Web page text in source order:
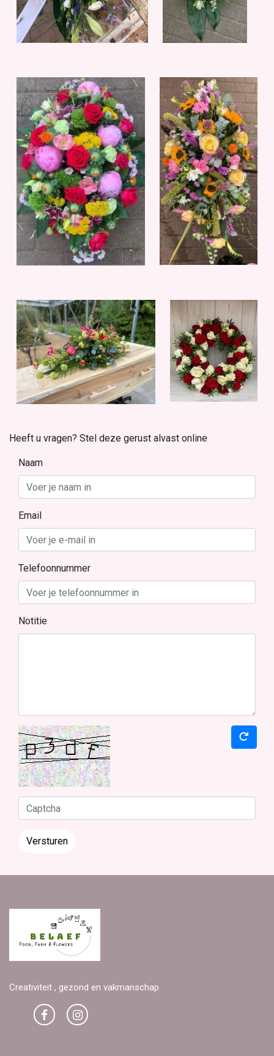
Heeft u vragen? Stel deze gerust alvast online
Naam
Email
Telefoonnummer
Notitie
Versturen
Creativiteit , gezond en vakmanschap